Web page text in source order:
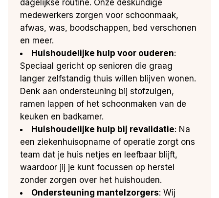
dagelijkse routine. Onze deskundige
medewerkers zorgen voor schoonmaak,
afwas, was, boodschappen, bed verschonen
en meer.
Huishoudelijke hulp voor ouderen:
Speciaal gericht op senioren die graag
langer zelfstandig thuis willen blijven wonen.
Denk aan ondersteuning bij stofzuigen,
ramen lappen of het schoonmaken van de
keuken en badkamer.
Huishoudelijke hulp bij revalidatie: Na
een ziekenhuisopname of operatie zorgt ons
team dat je huis netjes en leefbaar blijft,
waardoor jij je kunt focussen op herstel
zonder zorgen over het huishouden.
Ondersteuning mantelzorgers: Wij